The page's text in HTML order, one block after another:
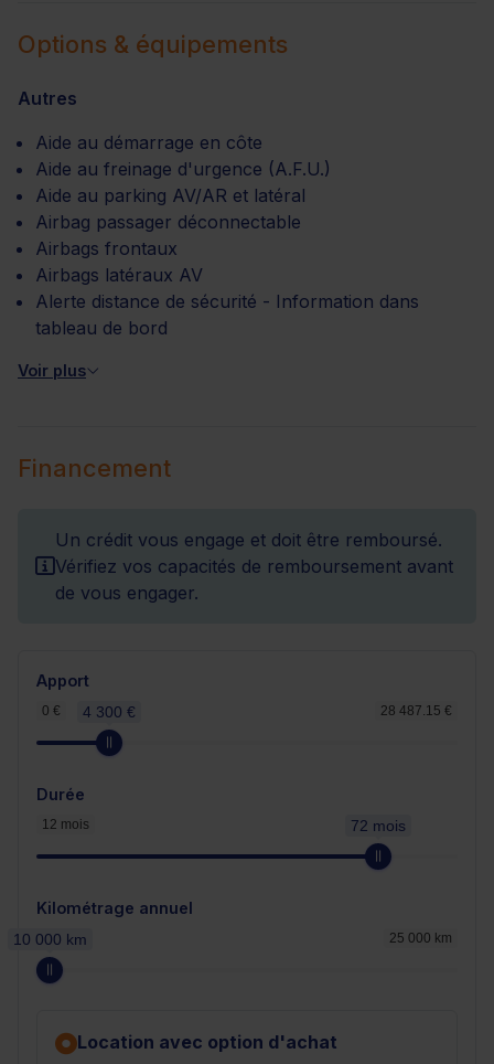
Options & équipements
Autres
Aide au démarrage en côte
Aide au freinage d'urgence (A.F.U.)
Aide au parking AV/AR et latéral
Airbag passager déconnectable
Airbags frontaux
Airbags latéraux AV
Alerte distance de sécurité - Information dans
tableau de bord
Voir plus
Financement
Un crédit vous engage et doit être remboursé.
Vérifiez vos capacités de remboursement avant
de vous engager.
Apport
0 € 28 487.15 €
4 300 €
Durée
12 mois 72 mois
Kilométrage annuel
25 000 km
10 000 km
Location avec option d'achat